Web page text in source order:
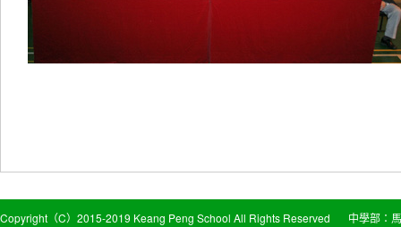
Copyright（C）2015-2019 Keang Peng School All Rights Reserved 中學部：